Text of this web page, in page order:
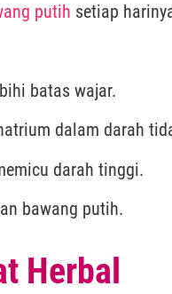
putih setiap
batas wajar.
dalam darah
darah tinggi.
bawang putih.
Herbal